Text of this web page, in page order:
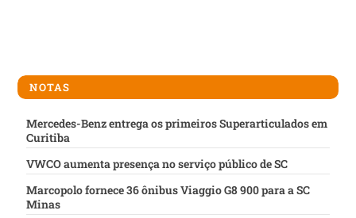
NOTAS
Mercedes-Benz entrega os primeiros Superarticulados em
Curitiba
VWCO aumenta presença no serviço público de SC
Marcopolo fornece 36 ônibus Viaggio G8 900 para a SC
Minas